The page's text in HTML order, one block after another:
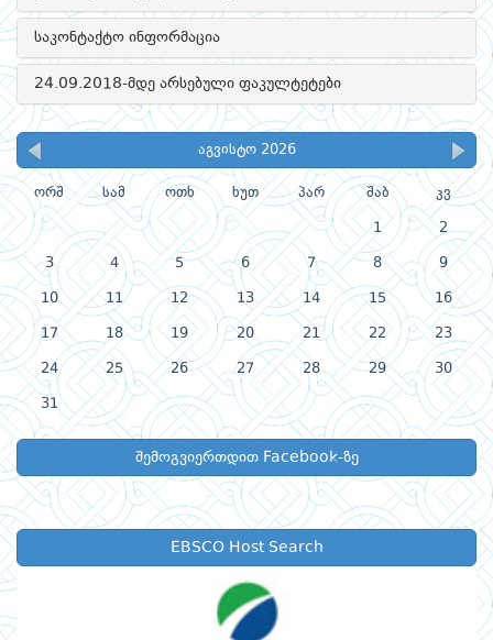
საკონტაქტო ინფორმაცია
24.09.2018-მდე არსებული ფაკულტეტები
აგვისტო 2026
ორშ სამ ოთხ ხუთ პარ შაბ კვ
1 2
3 4 5 6 7 8 9
10 11 12 13 14 15 16
17 18 19 20 21 22 23
24 25 26 27 28 29 30
31
შემოგვიერთდით Facebook-ზე
EBSCO Host Search